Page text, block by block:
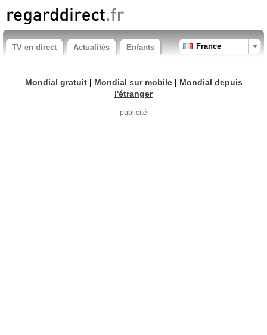
TV en direct Actualités Enfants France
Mondial gratuit| Mondial sur mobile| Mondial depuis
l'étranger
- publicité -